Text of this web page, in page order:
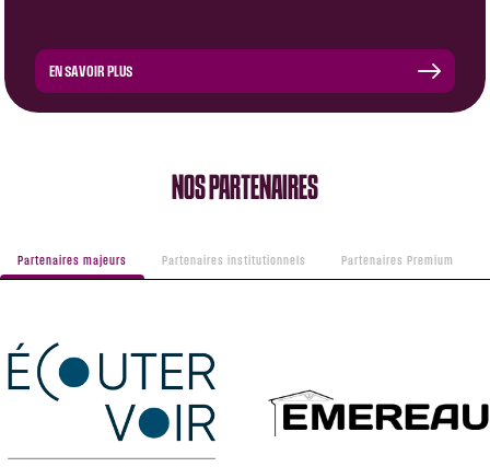
EN SAVOIR PLUS
NOS PARTENAIRES
Partenaires majeurs Partenaires institutionnels Partenaires Premium